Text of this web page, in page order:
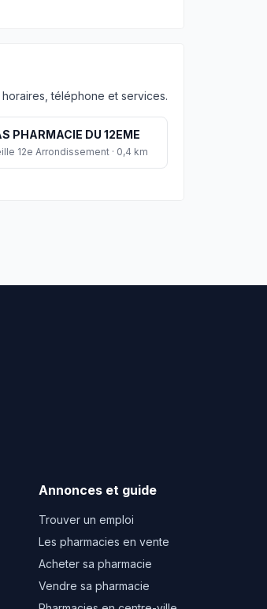
téléphone et services.
PHARMACIE DU 12EME
12e Arrondissement · 0,4 km
Annonces et guide
Trouver un emploi
Les pharmacies en vente
Acheter sa pharmacie
Vendre sa pharmacie